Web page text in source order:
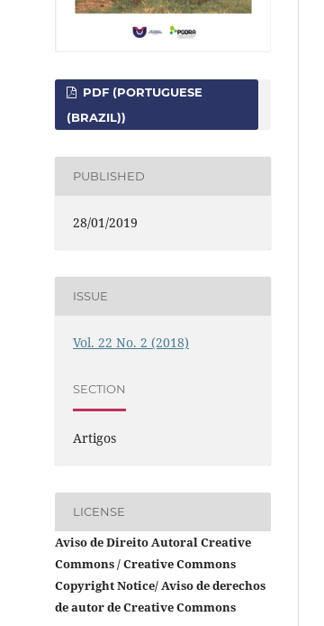
PDF (PORTUGUESE
(BRAZIL))
PUBLISHED
28/01/2019
ISSUE
Vol. 22 No. 2 (2018)
SECTION
Artigos
LICENSE
Aviso de Direito Autoral Creative
Commons / Creative Commons
Copyright Notice/ Aviso de derechos
de autor de Creative Commons